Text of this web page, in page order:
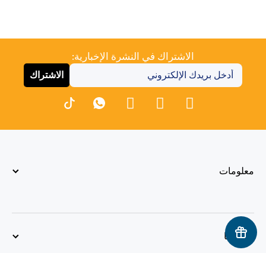
الاشتراك في النشرة الإخبارية:
الاشتراك
معلومات
سياستنا